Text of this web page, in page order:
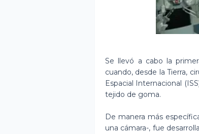
Se llevó a cabo la
cuando, desde la Tierra,
Espacial Internacional
tejido de goma.
De manera más
una cámara-, fue